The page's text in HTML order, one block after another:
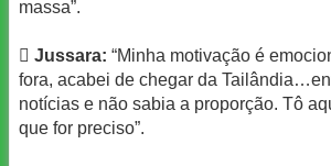
massa”.
 Jussara: “Minha motivação é
fora, acabei de chegar da
notícias e não sabia a proporção. Tô
que for preciso”.